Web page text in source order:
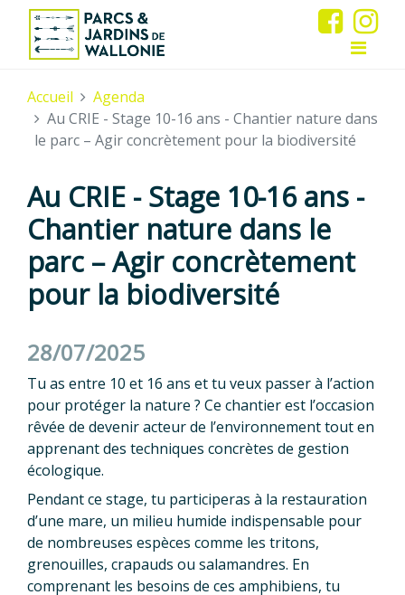
Accueil
Agenda
Au CRIE - Stage 10-16 ans - Chantier nature dans
le parc – Agir concrètement pour la biodiversité
Au CRIE - Stage 10-16 ans -
Chantier nature dans le
parc – Agir concrètement
pour la biodiversité
28/07/2025
Tu as entre 10 et 16 ans et tu veux passer à l’action
pour protéger la nature ? Ce chantier est l’occasion
rêvée de devenir acteur de l’environnement tout en
apprenant des techniques concrètes de gestion
écologique.
Pendant ce stage, tu participeras à la restauration
d’une mare, un milieu humide indispensable pour
de nombreuses espèces comme les tritons,
grenouilles, crapauds ou salamandres. En
comprenant les besoins de ces amphibiens, tu